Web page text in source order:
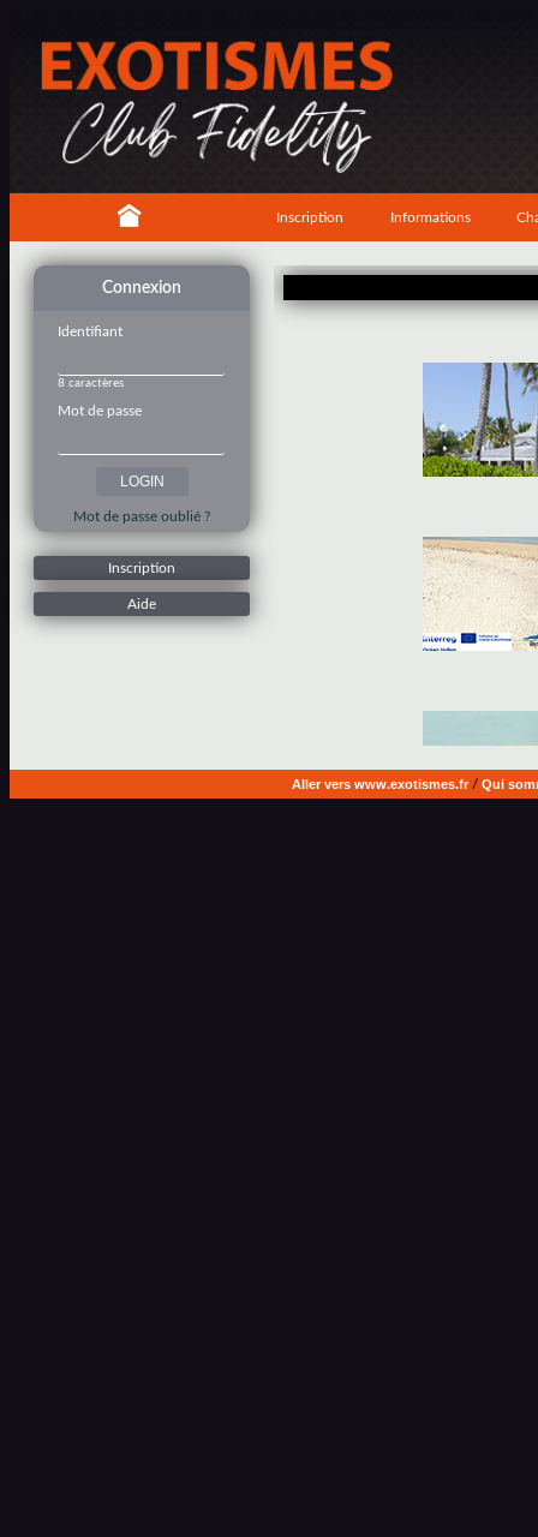
Inscription Informations
Connexion
Identifiant
8 caractères
Mot de passe
Mot de passe oublié ?
Inscription
Aide
Aller vers www.exotismes.fr/ Qui